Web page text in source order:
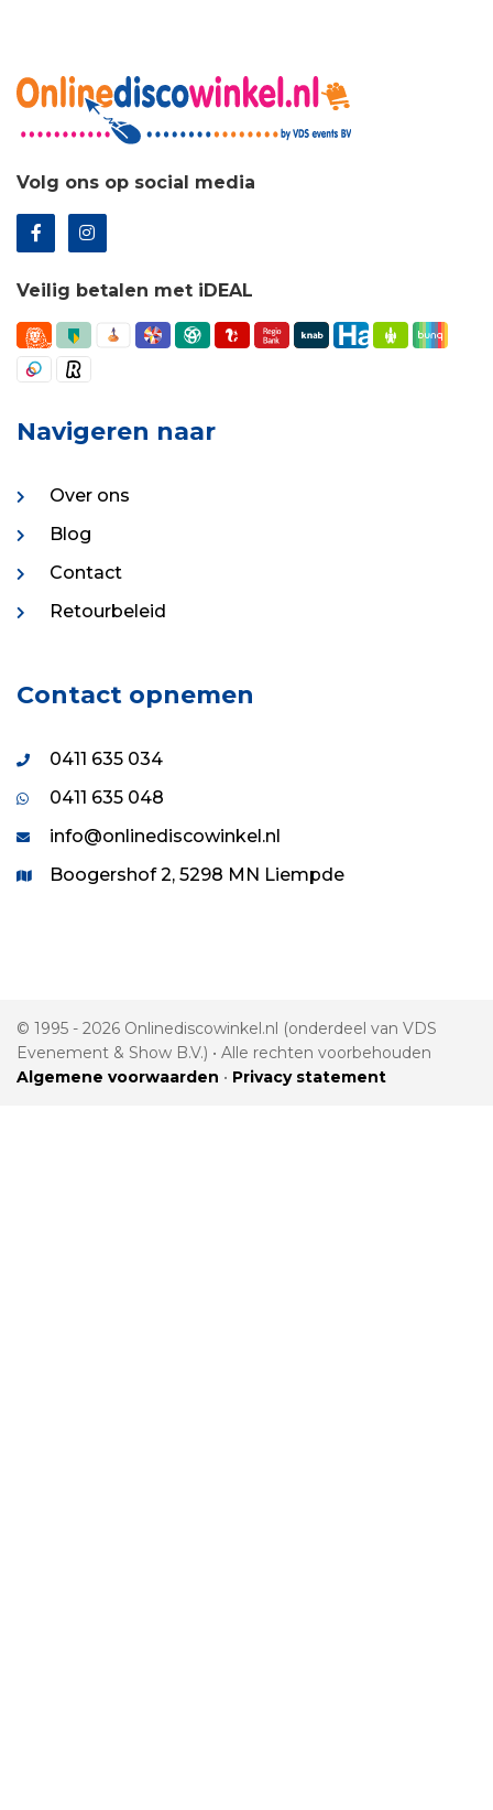
Volg ons op social media
Veilig betalen met iDEAL
Navigeren naar
Over ons
Blog
Contact
Retourbeleid
Contact opnemen
0411 635 034
0411 635 048
info@onlinediscowinkel.nl
Boogershof 2, 5298 MN Liempde
© 1995 - 2026 Onlinediscowinkel.nl (onderdeel van VDS
Evenement & Show B.V.) • Alle rechten voorbehouden
Algemene voorwaarden • Privacy statement